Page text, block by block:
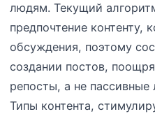
людям. Текущий
предпочтение контенту,
обсуждения, поэтому
создании постов,
репосты, а не пассивные
Типы контента,